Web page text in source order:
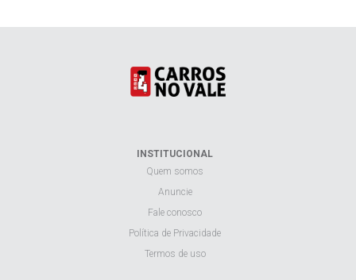
INSTITUCIONAL
Quem somos
Anuncie
Fale conosco
Política de Privacidade
Termos de uso